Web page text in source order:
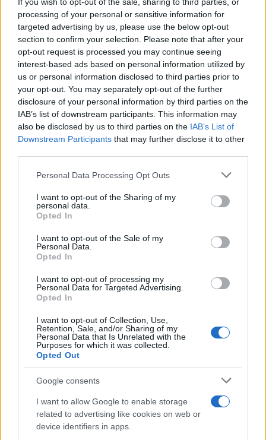
processing of your personal or sensitive information for
targeted advertising by us, please use the below opt-out
section to confirm your selection. Please note that after your
opt-out request is processed you may continue seeing
interest-based ads based on personal information utilized by
us or personal information disclosed to third parties prior to
your opt-out. You may separately opt-out of the further
disclosure of your personal information by third parties on the
IAB’s list of downstream participants. This information may
also be disclosed by us to third parties on the IAB’s List of
Downstream Participants that may further disclose it to other
Please note that this website/app uses one or more Google
not limited to your visit or usage behaviour. You may click to
grant or deny consent to Google and its third-party tags to
use your data for below specified purposes in below Google
consent section.
Personal Data Processing Opt Outs
I want to opt-out of the Sharing of my
personal data.
Opted In
I want to opt-out of the Sale of my
Personal Data.
Opted In
I want to opt-out of processing my
Personal Data for Targeted Advertising.
Opted In
I want to opt-out of Collection, Use,
Retention, Sale, and/or Sharing of my
Personal Data that Is Unrelated with the
Purposes for which it was collected.
Opted Out
Google consents
I want to allow Google to enable storage
related to advertising like cookies on web or
device identifiers in apps.
Σχολής Δημόσιας Υγείας στην «Προαγωγή της
υγείας παιδιών και εφήβων».
Η Ολγα Κεφαλογιάννη επιστρέφει στο Υπουργείο
Τουρισμού καθώς είχε διατελέσει και πάλι
υπουργός το 2012 – 15 στην κυβέρνηση Σαμαρά.
Η Όλγα Κεφαλογιάννη εκλέγεται βουλευτής από το
2007 ενώ πριν από δύο χρόνια παντρεύτηκε τον
μουσικοσυνθέτη Μίνωα Μάτσα με τον οποίο
απέκτησε δύο παιδιά.
Υφυπουργός Τουρισμού τοποθετείται η βουλευτής
Α Θεσσαλονίκης Ελενα Ράπτη η οποία αν και
εκλέγεται από το 2004 βουλευτής δεν είχε
αναλάβει εως σήμερα υπουργικά καθήκοντα.
Η κυρία Νίκη Κεραμέως μεταπηδά από το
Υπουργείο Παιδείας όπου θήτευσε την περίοδο
2015-19 θεσμοθετώντας κρίσιμες τομές όπως η
επαναφορά της ελάχιστης βάσης για την εισαγωγή
στην ανώτατη εκπαίδευση και η κατάργηση του
πανεπιστημιακού ασύλου, στο Υπουργείο
Εσωτερικών. Το νέο πόστο θεωρείται ιδιαιτέρως
κρίσιμο καθώς πέραν των άλλων σε περίπου ένα
χρόνο θα διεξαχθούν οι αυτοδιοικητικές εκλογές.